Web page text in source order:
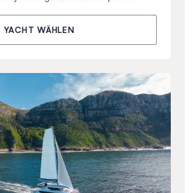
YACHT WÄHLEN